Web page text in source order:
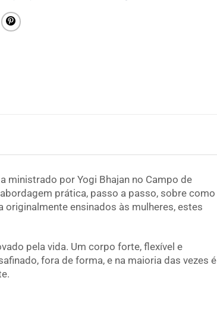
ministrado por Yogi Bhajan no Campo de
prática, passo a passo, sobre como
ensinados às mulheres, estes
pela vida. Um corpo forte, flexível e
fora de forma, e na maioria das vezes é